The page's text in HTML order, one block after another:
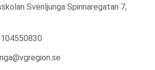
Svenljunga Spinnaregatan 7,